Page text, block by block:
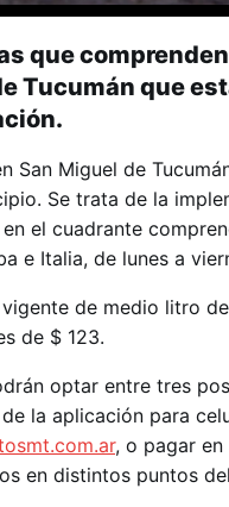
que
Tucumán que
San Miguel de
Se trata de la
el cuadrante
e Italia, de lunes a
de medio litro
de $ 123.
optar entre tres
la aplicación para
, o pagar
en distintos puntos